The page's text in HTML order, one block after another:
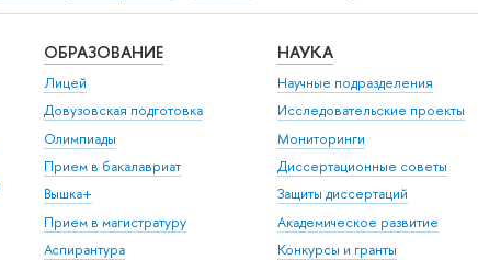
ОБРАЗОВАНИЕ
Лицей
Довузовская подготовка
Олимпиады
Прием в бакалавриат
Вышка+
Прием в магистратуру
Аспирантура
НАУКА
Научные подразделения
Исследовательские проекты
Мониторинги
Диссертационные советы
Защиты диссертаций
Академическое развитие
Конкурсы и гранты